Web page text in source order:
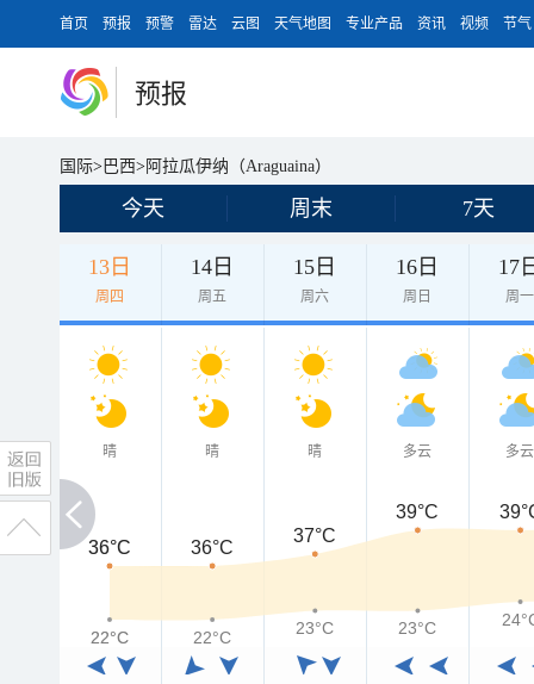
首页 预报 预警 雷达 云图 天气地图 专业产品 资讯 视频 节气
预报
国际> 巴西> 阿拉瓜伊纳（Araguaina）
今天 周末 7天
13日
周四
14日
周五
15日
周六
16日
周日
17
周一
晴 晴 晴 多云 多云
36°C
36°C 36°C
37°C
39°C
22°C
22°C 22°C 23°C 23°C